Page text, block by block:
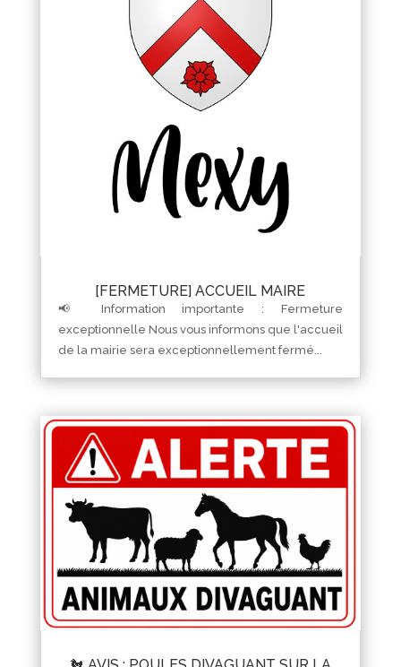
[FERMETURE] ACCUEIL MAIRE
📢 Information importante : Fermeture
exceptionnelle Nous vous informons que l'accueil
de la mairie sera exceptionnellement fermé...